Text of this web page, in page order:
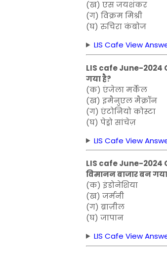
(ख) एस जयशंकर
(ग) विक्रम मिश्री
(घ) रुचिरा कंबोज
LIS Cafe View
LIS cafe June-2024
गया है?
(क) एंजेला मर्केल
(ख) इमैनुएल मैक्रॉन
(ग) एंटोनियो कोस्टा
(घ) पेड्रो सांचेज़
LIS Cafe View
LIS cafe June-2024
विमानन बाजार बन
(क) इंडोनेशिया
(ख) जर्मनी
(ग) ब्राज़ील
(घ) जापान
LIS Cafe View